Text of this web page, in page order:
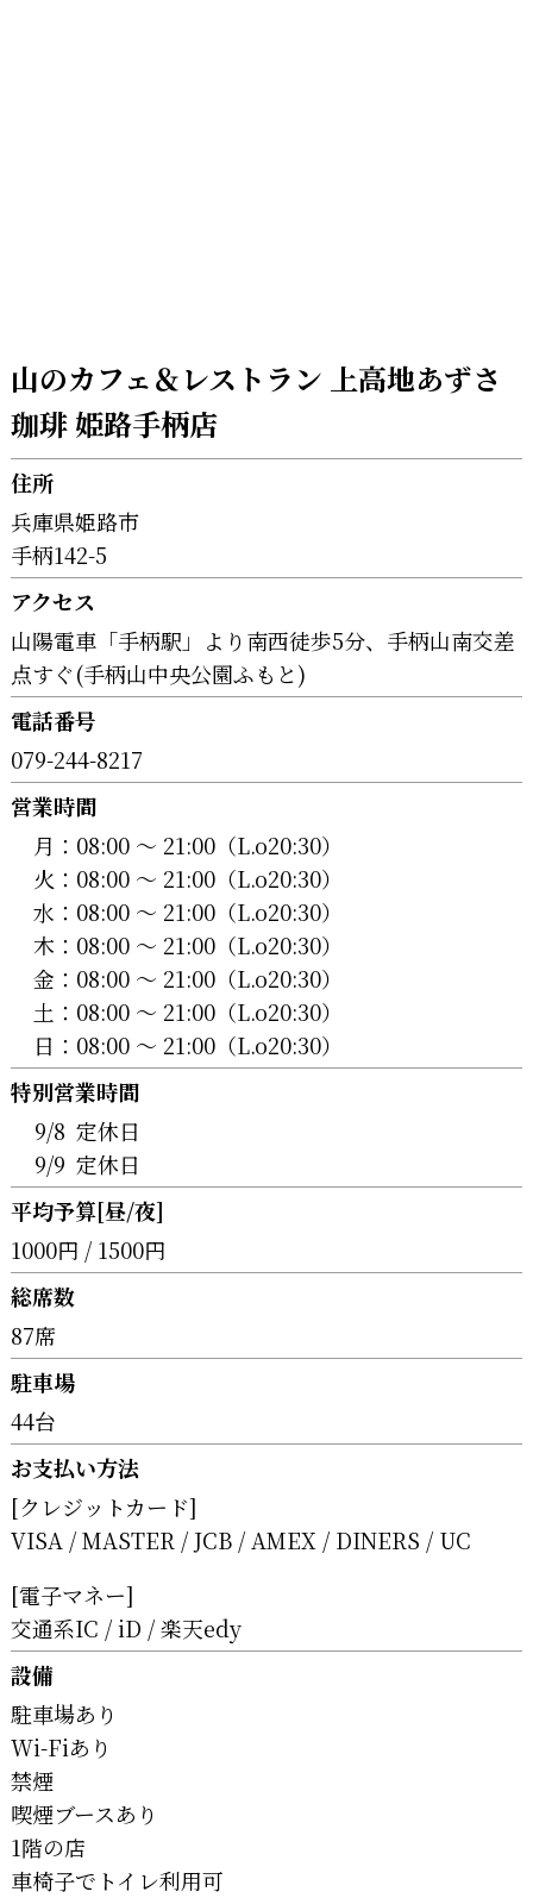
山のカフェ＆レストラン 上高地あずさ
珈琲 姫路手柄店
住所
兵庫県姫路市
手柄142-5
アクセス
山陽電車「手柄駅」より南西徒歩5分、手柄山南交差
点すぐ(手柄山中央公園ふもと)
電話番号
079-244-8217
営業時間
月： 08:00 〜 21:00（L.o20:30）
火： 08:00 〜 21:00（L.o20:30）
水： 08:00 〜 21:00（L.o20:30）
木： 08:00 〜 21:00（L.o20:30）
金： 08:00 〜 21:00（L.o20:30）
土： 08:00 〜 21:00（L.o20:30）
日： 08:00 〜 21:00（L.o20:30）
特別営業時間
9/8 定休日
9/9 定休日
平均予算[昼/夜]
1000円 / 1500円
総席数
87席
駐車場
44台
お支払い方法
[クレジットカード]
VISA
MASTER JCB AMEX DINERS
UC
[電子マネー]
交通系IC
iD
楽天edy
設備
駐車場あり
Wi-Fiあり
禁煙
喫煙ブースあり
1階の店
車椅子でトイレ利用可